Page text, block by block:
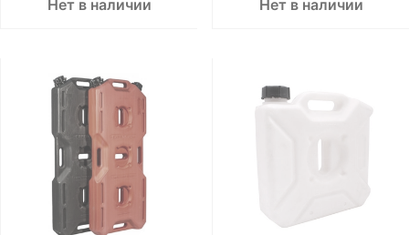
Нет в наличии Нет в наличии